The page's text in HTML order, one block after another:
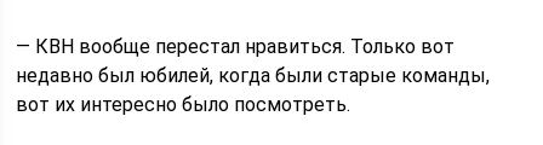
— КВН вообще перестал нравиться. Только вот
недавно был юбилей, когда были старые команды,
вот их интересно было посмотреть.